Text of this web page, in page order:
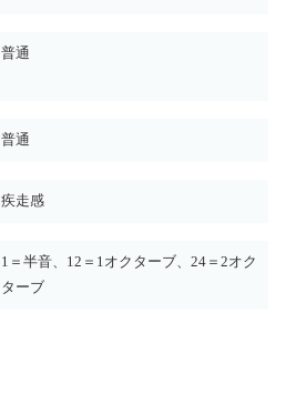
普通
普通
疾走感
1＝半音、12＝1オクターブ、24＝2オク
ターブ